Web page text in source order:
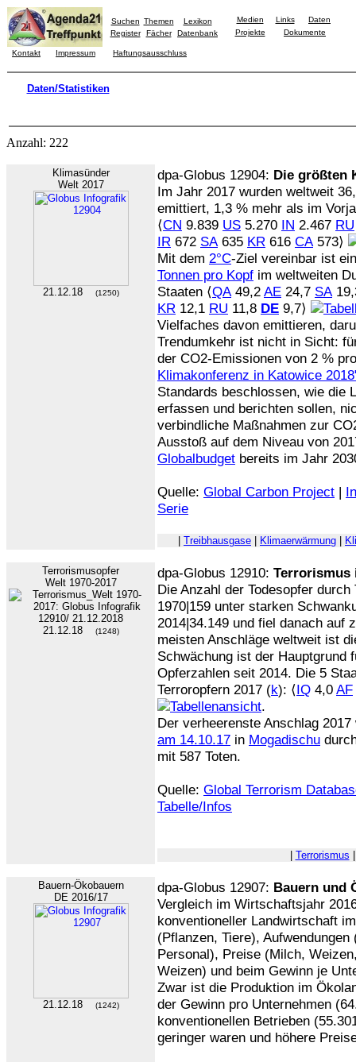
Suchen Themen
Lexikon
Register
Fächer Datenbank
Medien Links
Daten
Projekte
Dokumente
Kontakt Impressum Haftungsausschluss
Daten/Statistiken
Anzahl: 222
Klimasünder
Welt 2017
21.12.18 (1250)
dpa-Globus 12904: Die größten
Im Jahr 2017 wurden weltweit
emittiert, 1,3 % mehr als im
⟨CN 9.839 US 5.270 IN 2.467 RU
IR 672 SA635 KR 616 CA573⟩
Mit dem 2°C-Ziel vereinbar ist
Tonnen pro Kopf im weltweiten
Staaten ⟨QA49,2 AE 24,7 SA
KR 12,1 RU 11,8 DE 9,7⟩
Vielfaches davon emittieren,
Trendumkehr ist nicht in Sicht:
der CO2-Emissionen von 2 %
Klimakonferenz in Katowice
Standards beschlossen, wie die
erfassen und berichten sollen,
verbindliche Maßnahmen zur
Ausstoß auf dem Niveau von
Globalbudget bereits im Jahr
Quelle: Global Carbon Project |
Serie
Treibhausgase Klimaerwärmung
Terrorismusopfer
Welt 1970-2017
21.12.18 (1248)
dpa-Globus 12910: Terrorismus
Die Anzahl der Todesopfer
1970|159 unter starken
2014|34.149 und fiel danach auf
meisten Anschläge weltweit ist
Schwächung ist der Hauptgrund
Opferzahlen seit 2014. Die 5
Terroropfern 2017 (k): ⟨IQ 4,0 AF
.
Der verheerenste Anschlag
am 14.10.17 in Mogadischu
mit 587 Toten.
Quelle: Global Terrorism
Tabelle/Infos
Terrorismus
Bauern-Ökobauern
DE 2016/17
21.12.18 (1242)
dpa-Globus 12907: Bauern und
Vergleich im Wirtschaftsjahr
konventioneller Landwirtschaft
(Pflanzen, Tiere),
Personal), Preise (Milch,
Weizen) und beim Gewinn je
Zwar ist die Produktion im
der Gewinn pro Unternehmen
konventionellen Betrieben
geringer waren und höhere